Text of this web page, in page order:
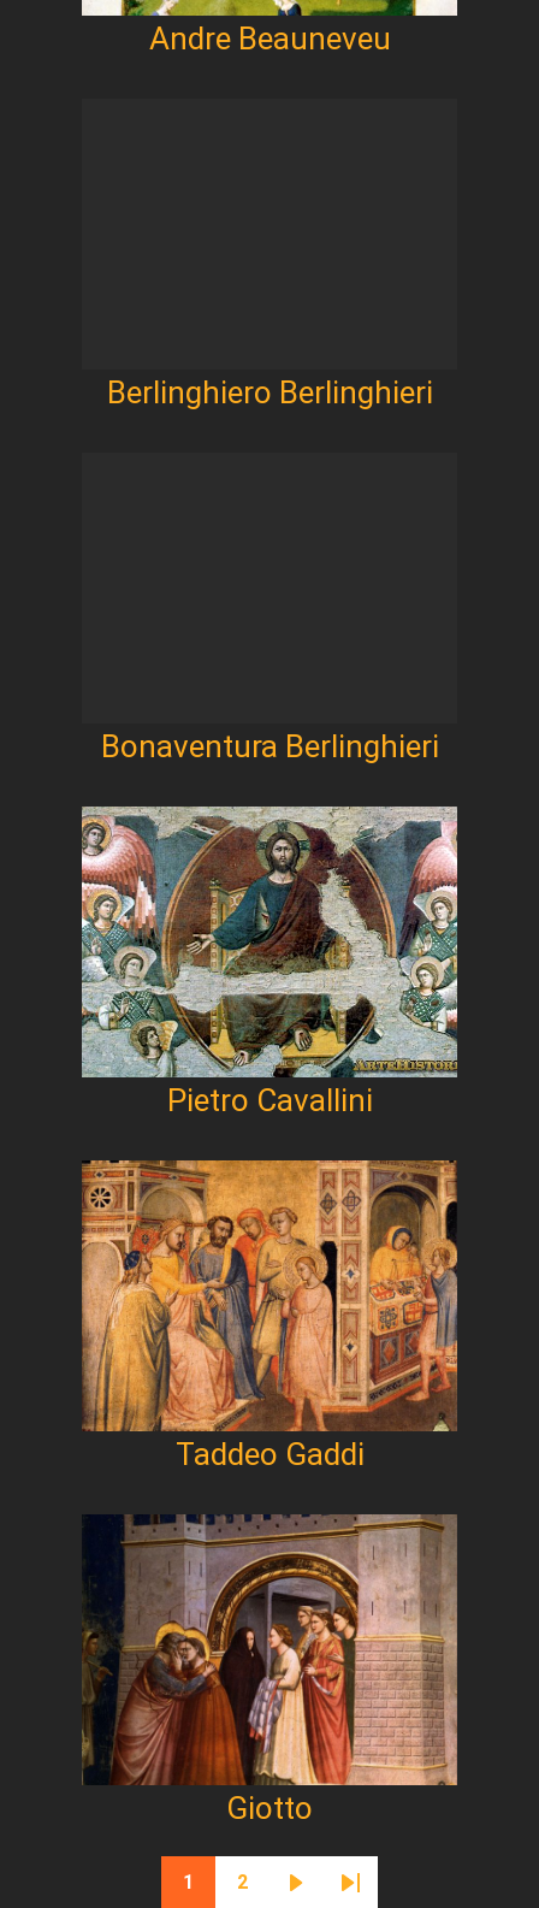
Andre Beauneveu
Berlinghiero Berlinghieri
Bonaventura Berlinghieri
Pietro Cavallini
Taddeo Gaddi
Giotto
Página actual
1
Página
2
Siguiente página
Última página